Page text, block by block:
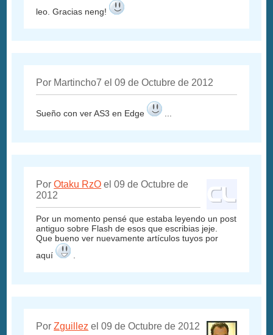
leo. Gracias neng!
Por Martincho7 el 09 de Octubre de 2012
Sueño con ver AS3 en Edge
PorOtaku RzO el 09 de Octubre de
2012
Por un momento pensé que estaba leyendo un post
antiguo sobre Flash de esos que escribias jeje.
Que bueno ver nuevamente artículos tuyos por
aquí
PorZguillez el 09 de Octubre de 2012